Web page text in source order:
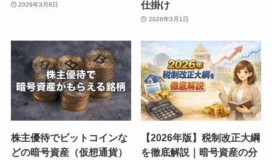
2026年3月6日 仕掛け
2026年3月1日
株主優待でビットコインな
どの暗号資産（仮想通貨）
【2026年版】税制改正大綱
を徹底解説｜暗号資産の分